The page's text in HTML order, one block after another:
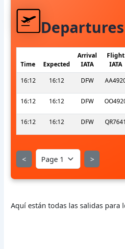
Time Expected
Arrival
IATA
Flight
IATA
16:12
16:12 DFW
16:12 16:12 DFW
16:12 16:12 DFW QR7641
< >
Aquí están todas las salidas para